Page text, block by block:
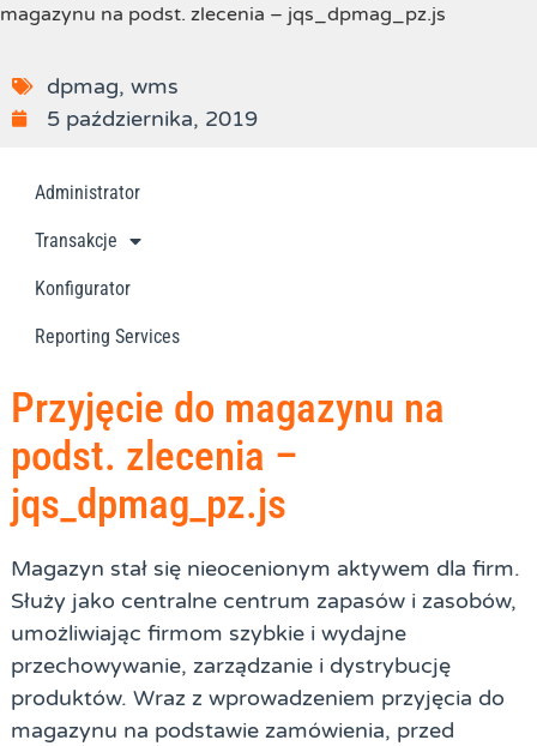
magazynu na podst. zlecenia – jqs_dpmag_pz.js
dpmag, wms
5 października, 2019
Administrator
Transakcje
Konfigurator
Reporting Services
Przyjęcie do magazynu na
podst. zlecenia –
jqs_dpmag_pz.js
Magazyn stał się nieocenionym aktywem dla firm.
Służy jako centralne centrum zapasów i zasobów,
umożliwiając firmom szybkie i wydajne
przechowywanie, zarządzanie i dystrybucję
produktów. Wraz z wprowadzeniem przyjęcia do
magazynu na podstawie zamówienia, przed